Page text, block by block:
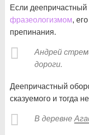
Если деепричастный
фразеологизмом,
препинания.
Андрей
дороги.
Деепричастный
сказуемого и тогда
В деревне